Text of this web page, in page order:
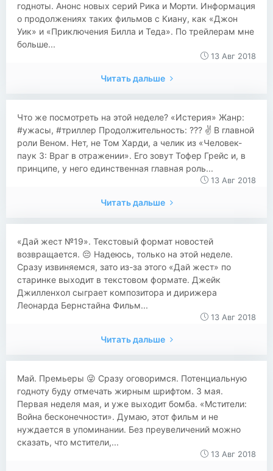
годноты. Анонс новых серий Рика и Морти. Информация
о продолжениях таких фильмов с Киану, как «Джон
Уик» и «Приключения Билла и Теда». По трейлерам мне
больше...
13 Авг 2018
Читать дальше
Что же посмотреть на этой неделе? «Истерия» Жанр:
#ужасы, #триллер Продолжительность: ??? ✌️ В главной
роли Веном. Нет, не Том Харди, а челик из «Человек-
паук 3: Враг в отражении». Его зовут Тофер Грейс и, в
принципе, у него единственная главная роль...
13 Авг 2018
Читать дальше
«Дай жест №19». Текстовый формат новостей
возвращается. 😔 Надеюсь, только на этой неделе.
Сразу извиняемся, зато из-за этого «Дай жест» по
старинке выходит в текстовом формате. Джейк
Джилленхол сыграет композитора и дирижера
Леонарда Бернстайна Фильм...
13 Авг 2018
Читать дальше
Май. Премьеры 😜 Сразу оговоримся. Потенциальную
годноту буду отмечать жирным шрифтом. 3 мая.
Первая неделя мая, и уже выходит бомба. «Мстители:
Война бесконечности». Думаю, этот фильм и не
нуждается в упоминании. Без преувеличений можно
сказать, что мстители,...
13 Авг 2018